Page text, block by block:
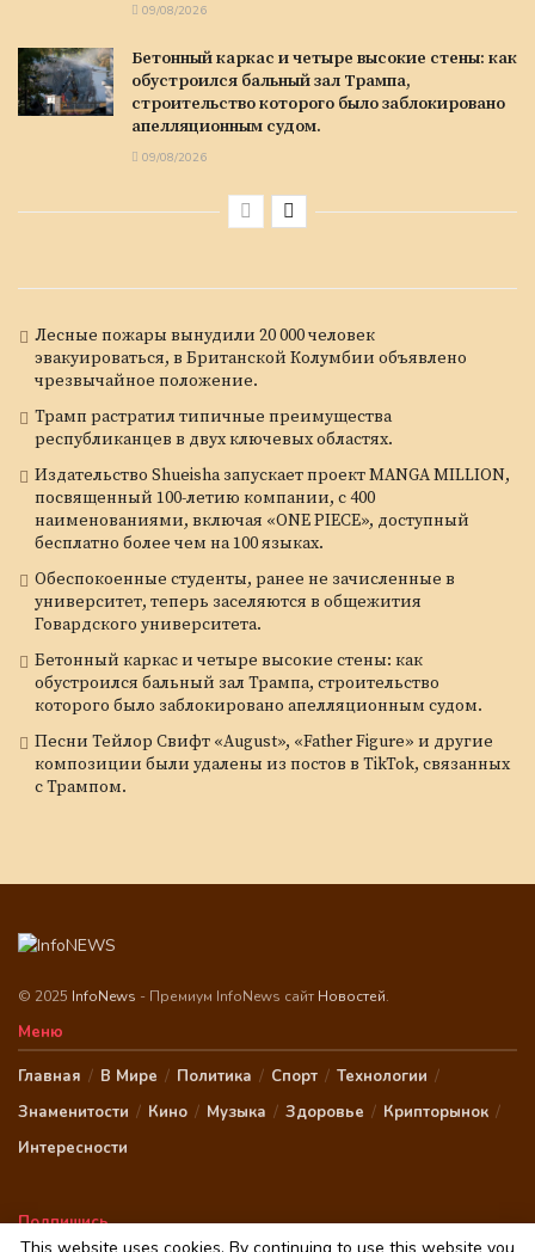
09/08/2026
Бетонный каркас и четыре высокие стены: как
обустроился бальный зал Трампа,
строительство которого было заблокировано
апелляционным судом.
09/08/2026
Лесные пожары вынудили 20 000 человек
эвакуироваться, в Британской Колумбии объявлено
чрезвычайное положение.
Трамп растратил типичные преимущества
республиканцев в двух ключевых областях.
Издательство Shueisha запускает проект MANGA MILLION,
посвященный 100-летию компании, с 400
наименованиями, включая «ONE PIECE», доступный
бесплатно более чем на 100 языках.
Обеспокоенные студенты, ранее не зачисленные в
университет, теперь заселяются в общежития
Говардского университета.
Бетонный каркас и четыре высокие стены: как
обустроился бальный зал Трампа, строительство
которого было заблокировано апелляционным судом.
Песни Тейлор Свифт «August», «Father Figure» и другие
композиции были удалены из постов в TikTok, связанных
с Трампом.
© 2025 InfoNews - Премиум InfoNews сайт Новостей.
Меню
Главная В Мире Политика Спорт
Технологии
Знаменитости
Кино Музыка Здоровье
Крипторынок
Интересности
Подпишись